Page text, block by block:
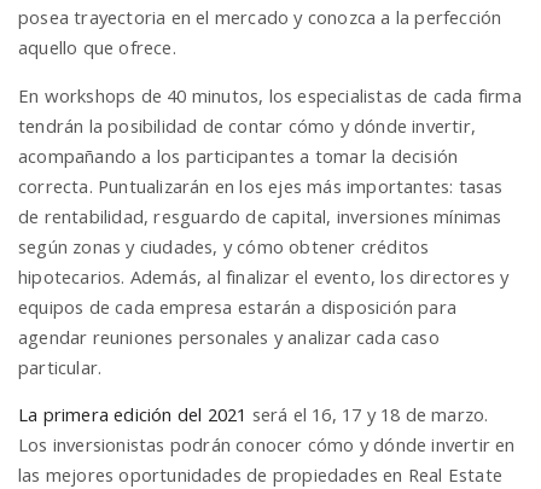
posea trayectoria en el mercado y conozca a la perfección
aquello que ofrece.
En workshops de 40 minutos, los especialistas de cada firma
tendrán la posibilidad de contar cómo y dónde invertir,
acompañando a los participantes a tomar la decisión
correcta. Puntualizarán en los ejes más importantes: tasas
de rentabilidad, resguardo de capital, inversiones mínimas
según zonas y ciudades, y cómo obtener créditos
hipotecarios. Además, al finalizar el evento, los directores y
equipos de cada empresa estarán a disposición para
agendar reuniones personales y analizar cada caso
particular.
La primera edición del 2021 será el 16, 17 y 18 de marzo.
Los inversionistas podrán conocer cómo y dónde invertir en
las mejores oportunidades de propiedades en Real Estate